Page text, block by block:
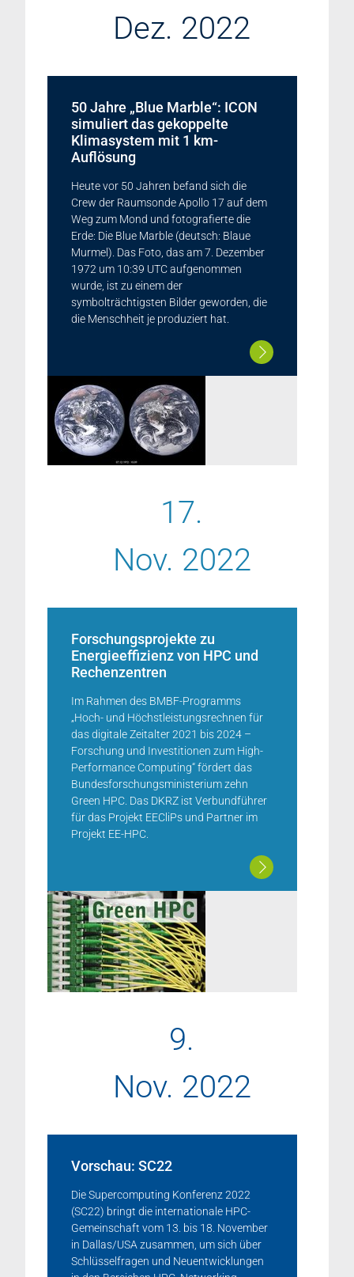
Dez. 2022
50 Jahre „Blue Marble“: ICON
simuliert das gekoppelte
Klimasystem mit 1 km-
Auflösung
Heute vor 50 Jahren befand sich die
Crew der Raumsonde Apollo 17 auf dem
Weg zum Mond und fotografierte die
Erde: Die Blue Marble (deutsch: Blaue
Murmel). Das Foto, das am 7. Dezember
1972 um 10:39 UTC aufgenommen
wurde, ist zu einem der
symbolträchtigsten Bilder geworden, die
die Menschheit je produziert hat.
17.
Nov. 2022
Forschungsprojekte zu
Energieeffizienz von HPC und
Rechenzentren
Im Rahmen des BMBF-Programms
„Hoch- und Höchstleistungsrechnen für
das digitale Zeitalter 2021 bis 2024 –
Forschung und Investitionen zum High-
Performance Computing“ fördert das
Bundesforschungsministerium zehn
Green HPC. Das DKRZ ist Verbundführer
für das Projekt EECliPs und Partner im
Projekt EE-HPC.
9.
Nov. 2022
Vorschau: SC22
Die Supercomputing Konferenz 2022
(SC22) bringt die internationale HPC-
Gemeinschaft vom 13. bis 18. November
in Dallas/USA zusammen, um sich über
Schlüsselfragen und Neuentwicklungen